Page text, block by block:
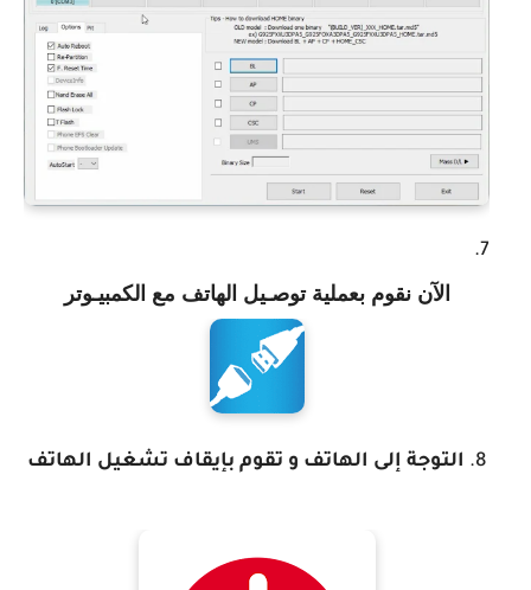
الآن نقوم بعملية توصـيل الهاتف مع الكمبيـوتر
التوجة إلى الهاتف و تقوم بإيقاف تشغيل الهاتف